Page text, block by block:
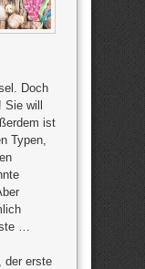
Doch
will
ist
Typen,
…
der erste